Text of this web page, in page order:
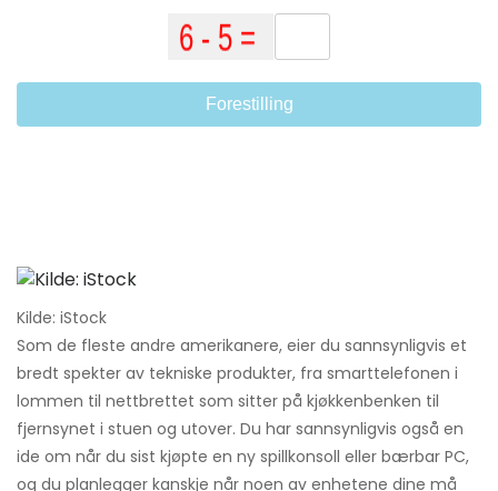
Forestilling
Kilde: iStock
Som de fleste andre amerikanere, eier du sannsynligvis et
bredt spekter av tekniske produkter, fra smarttelefonen i
lommen til nettbrettet som sitter på kjøkkenbenken til
fjernsynet i stuen og utover. Du har sannsynligvis også en
ide om når du sist kjøpte en ny spillkonsoll eller bærbar PC,
og du planlegger kanskje når noen av enhetene dine må